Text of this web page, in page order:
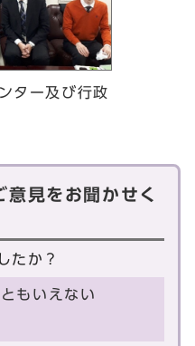
ター及び行政
意見をお聞かせく
たか？
もいえない